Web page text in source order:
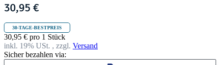
30,95 €
30-TAGE-BESTPREIS
30,95 € pro 1 Stück
inkl. 19% USt. , zzgl. Versand
Sicher bezahlen via: